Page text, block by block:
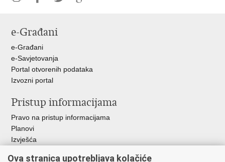
FacebookuTwitteru
e-Građani
e-Građani
e-Savjetovanja
Portal otvorenih podataka
Izvozni portal
Pristup informacijama
Pravo na pristup informacijama
Planovi
Izvješća
Ova stranica upotrebljava kolačiće